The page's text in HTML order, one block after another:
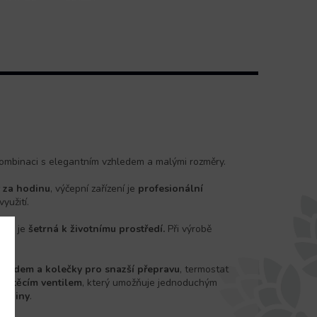
s elegantním vzhledem a malými rozměry.
za hodinu, výčepní zařízení je profesionální
je šetrná k životnímu prostředí. Při výrobě
a kolečky pro snazší přepravu, termostat
ventilem, který umožňuje jednoduchým
.